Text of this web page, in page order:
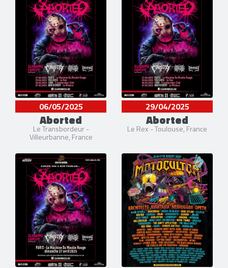
06/05/2025
Aborted
Le Transbordeur -
Villeurbanne, France
29/04/2025
Aborted
Le Rex - Toulouse, France